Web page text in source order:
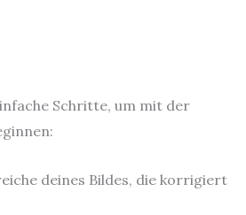
Schritte, um mit der
deines Bildes, die korrigiert